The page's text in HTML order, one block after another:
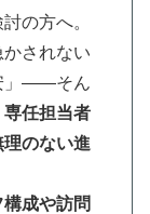
の方へ。
かされない
」――そん
専任担当者
のない進
構成や訪問